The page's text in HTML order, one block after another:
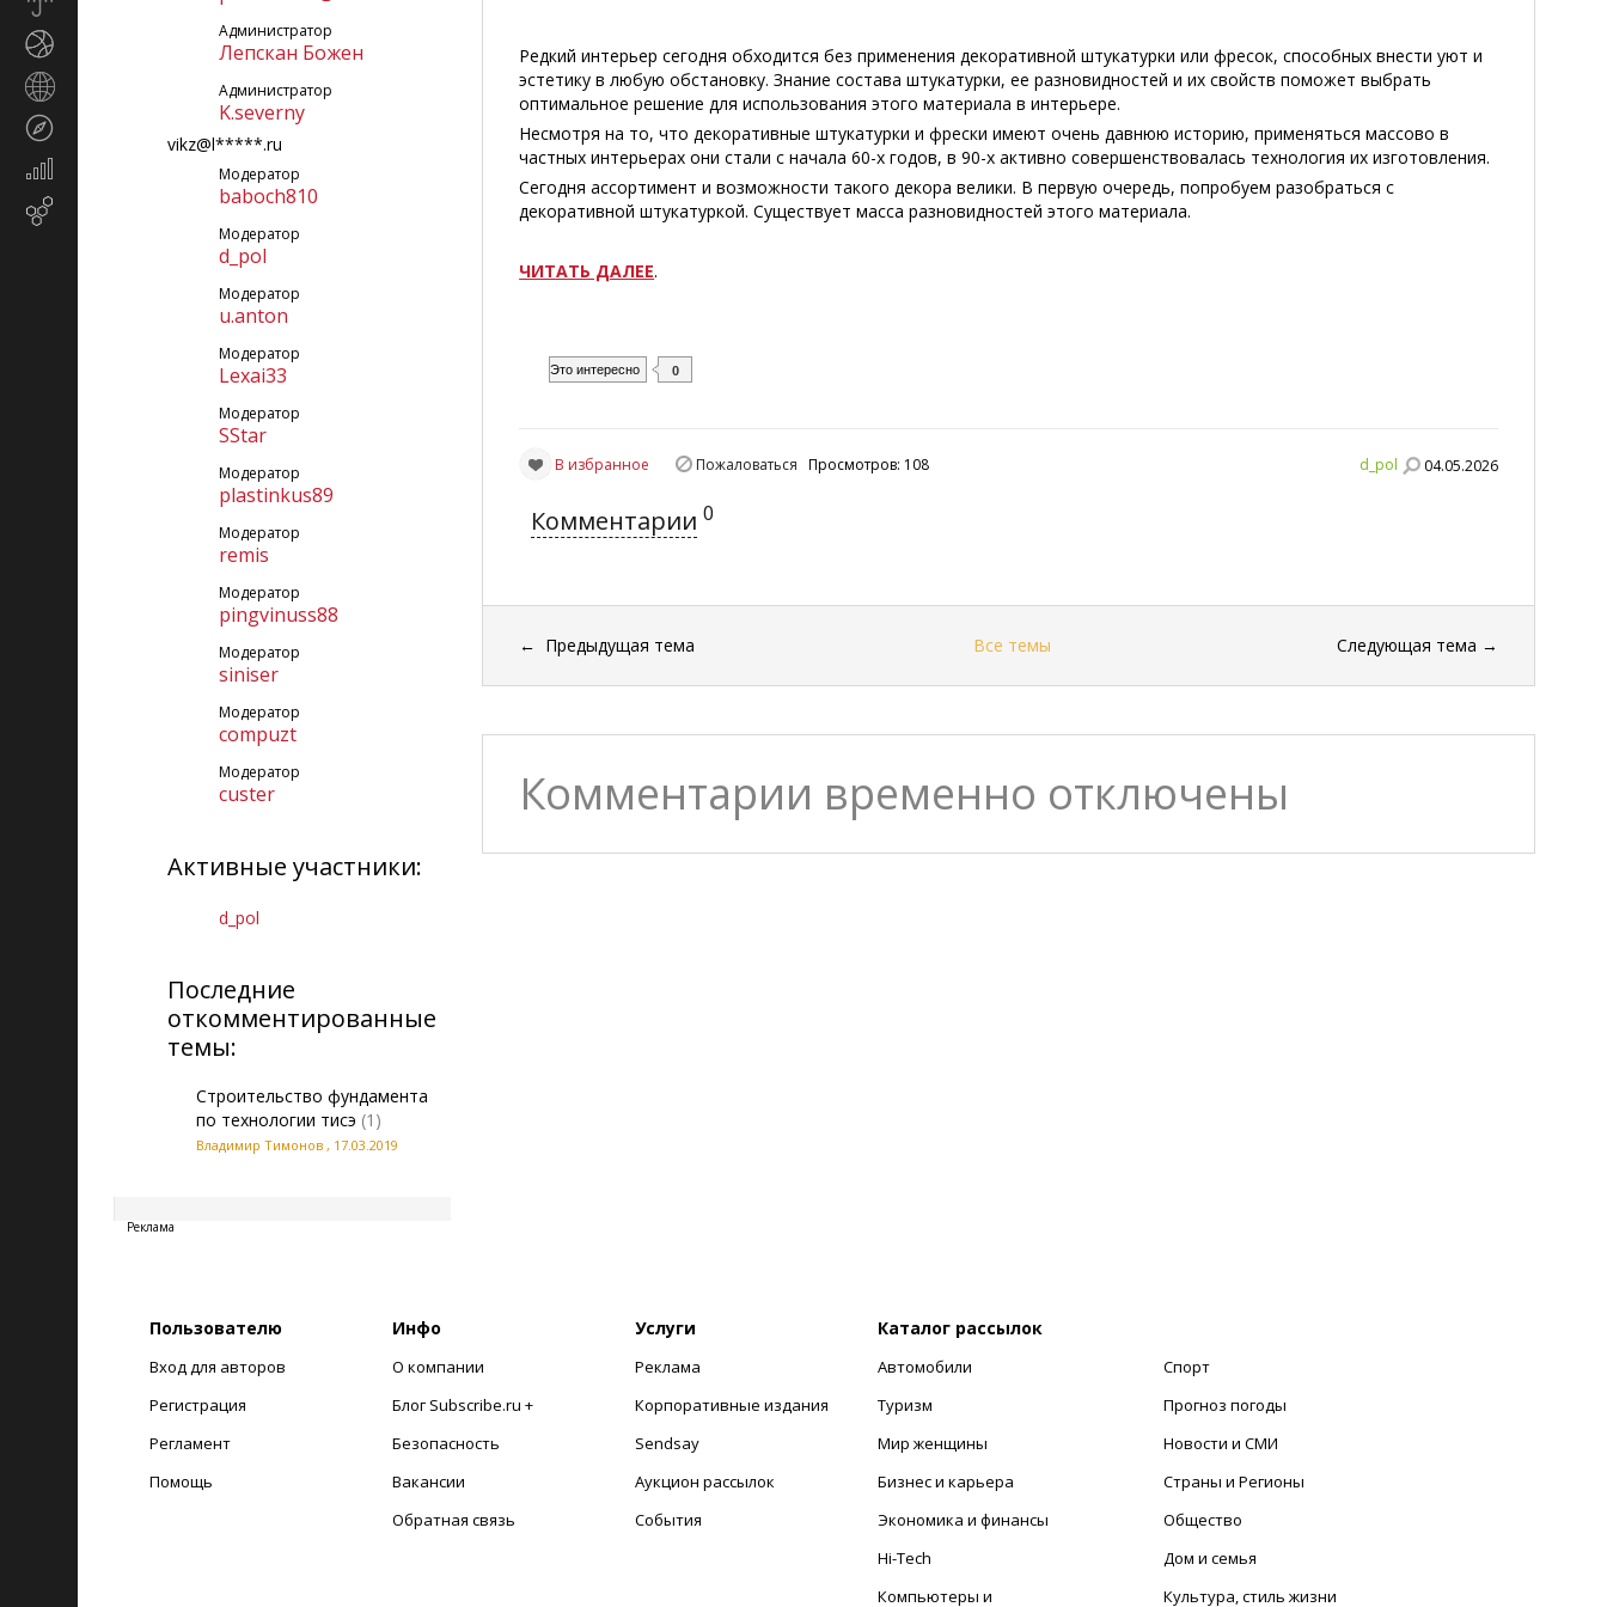
Администратор
Лепскан Божен
Администратор
K.severny
vikz@l*****.ru
Модератор
baboch810
Модератор
d_pol
Модератор
u.anton
Модератор
Lexai33
Модератор
SStar
Модератор
plastinkus89
Модератор
remis
Модератор
pingvinuss88
Модератор
siniser
Модератор
compuzt
Модератор
custer
Активные участники:
d_pol
Последние
откомментированные
темы:
Строительство фундамента
по технологии тисэ (1)
Владимир Тимонов , 17.03.2019
Реклама
Редкий интерьер сегодня обходится без применения декоративной штукатурки или фресок, способных внести уют и
эстетику в любую обстановку. Знание состава штукатурки, ее разновидностей и их свойств поможет выбрать
оптимальное решение для использования этого материала в интерьере.
Несмотря на то, что декоративные штукатурки и фрески имеют очень давнюю историю, применяться массово в
частных интерьерах они стали с начала 60-х годов, в 90-х активно совершенствовалась технология их изготовления.
Сегодня ассортимент и возможности такого декора велики. В первую очередь, попробуем разобраться с
декоративной штукатуркой. Существует масса разновидностей этого материала.
ЧИТАТЬ ДАЛЕЕ.
Это интересно 0
d_pol 04.05.2026
В избранное Пожаловаться Просмотров: 108
Комментарии 0
← Предыдущая тема Все темы Следующая тема →
Комментарии временно отключены
Пользователю
Вход для авторов
Регистрация
Регламент
Помощь
Инфо
О компании
Блог Subscribe.ru +
Безопасность
Вакансии
Обратная связь
Услуги
Реклама
Корпоративные издания
Sendsay
Аукцион рассылок
События
Каталог рассылок
Автомобили
Туризм
Мир женщины
Бизнес и карьера
Экономика и финансы
Hi-Tech
Компьютеры и
Спорт
Прогноз погоды
Новости и СМИ
Страны и Регионы
Общество
Дом и семья
Культура, стиль жизни